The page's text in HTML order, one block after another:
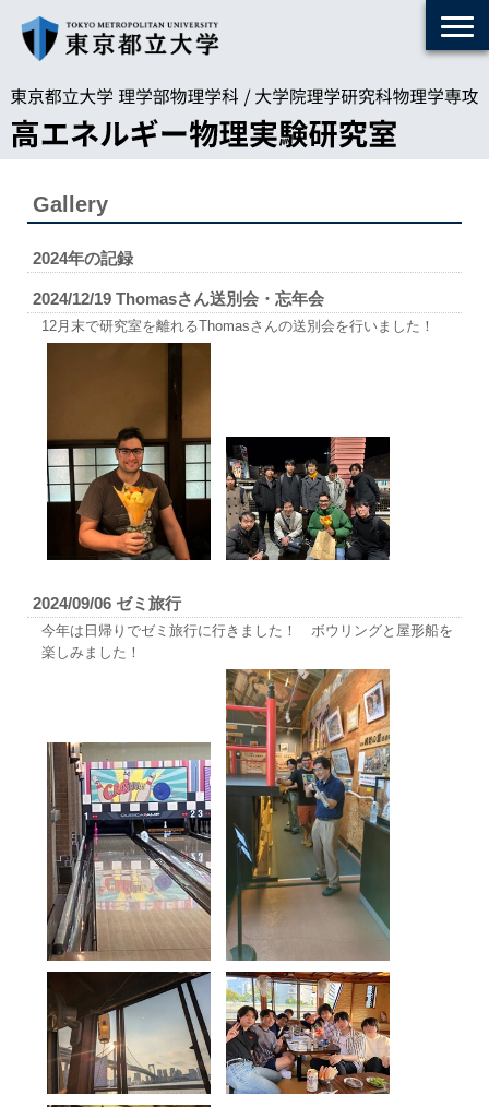
Gallery
2024年の記録
2024/12/19 Thomasさん送別会・忘年会
12月末で研究室を離れるThomasさんの送別会を行いました！
2024/09/06 ゼミ旅行
今年は日帰りでゼミ旅行に行きました！ ボウリングと屋形船を
楽しみました！